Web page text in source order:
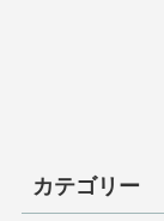
カテゴリー